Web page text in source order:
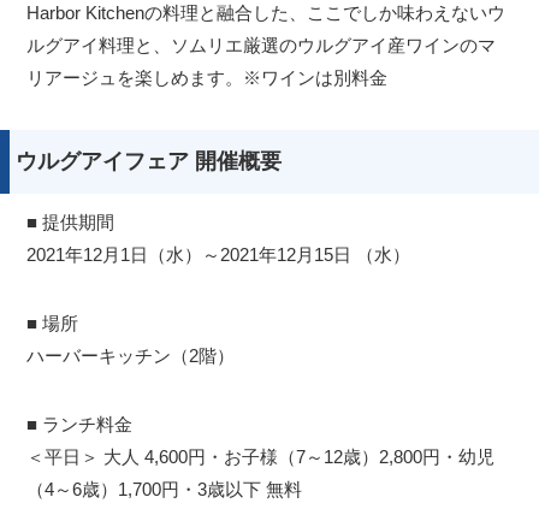
Harbor Kitchenの料理と融合した、ここでしか味わえないウ
ルグアイ料理と、ソムリエ厳選のウルグアイ産ワインのマ
リアージュを楽しめます。※ワインは別料金
ウルグアイフェア 開催概要
■ 提供期間
2021年12月1日（水）～2021年12月15日 （水）
■ 場所
ハーバーキッチン（2階）
■ ランチ料金
＜平日＞ 大人 4,600円・お子様（7～12歳）2,800円・幼児
（4～6歳）1,700円・3歳以下 無料